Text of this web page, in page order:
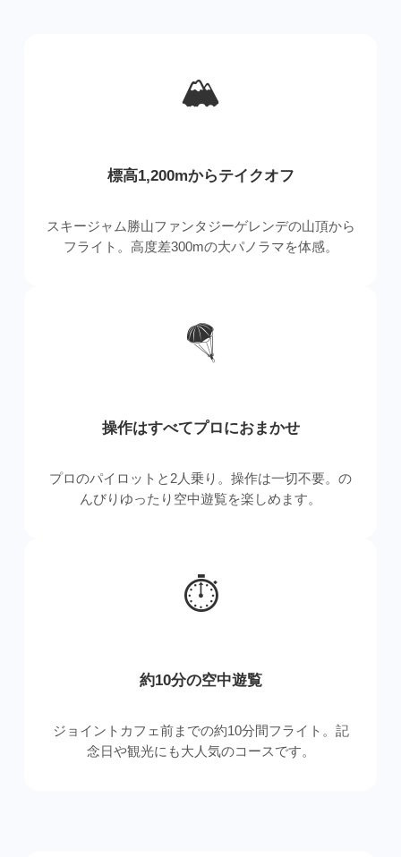
🏔
標高1,200mからテイクオフ
スキージャム勝山ファンタジーゲレンデの山頂から
フライト。高度差300mの大パノラマを体感。
🪂
操作はすべてプロにおまかせ
プロのパイロットと2人乗り。操作は一切不要。の
んびりゆったり空中遊覧を楽しめます。
⏱
約10分の空中遊覧
ジョイントカフェ前までの約10分間フライト。記
念日や観光にも大人気のコースです。